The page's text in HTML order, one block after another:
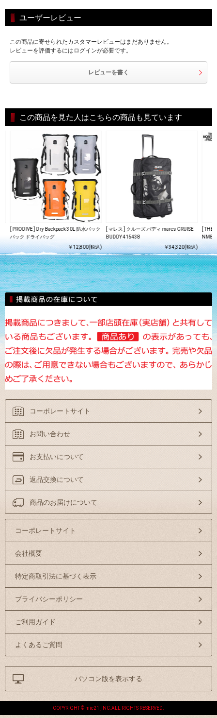
ユーザーレビュー
この商品に寄せられたカスタマーレビューはまだありません。
レビューを評価するにはログインが必要です。
レビューを書く
この商品を見た人はこちらの商品も見ています
)
[ PRODIVE ] Dry Backpack 30L 防水バック
パック ドライバッグ
￥12,800(税込)
[ マレス ] クルーズ バディ mares CRUISE
BUDDY 415438
￥34,320(税込)
[ THE
コーポレートサイト
お問い合わせ
お支払いについて
返品交換について
商品のお届けについて
コーポレートサイト
会社概要
特定商取引法に基づく表示
プライバシーポリシー
ご利用ガイド
よくあるご質問
パソコン版を表示する
COPYRIGHT © mic21 ,INC.ALL RIGHTS RESERVED.